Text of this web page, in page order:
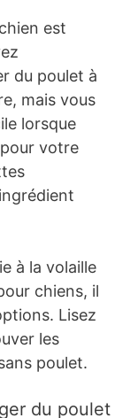
est
du poulet à
mais vous
lorsque
votre
à la volaille
chiens, il
Lisez
les
poulet.
du poulet